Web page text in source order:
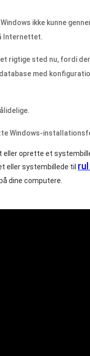
ikke kunne
Internettet.
rigtige sted nu, fordi
med
Windows-
oprette et
eller systembillede til
dine computere.